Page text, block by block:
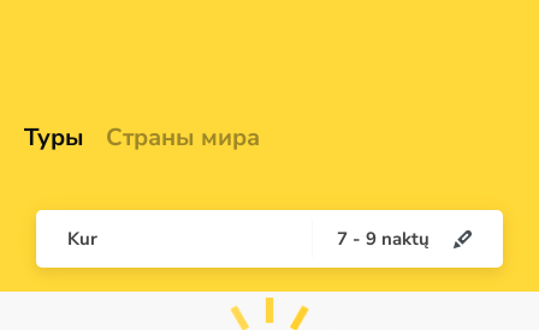
Туры Страны мира
Kur 7 - 9 naktų